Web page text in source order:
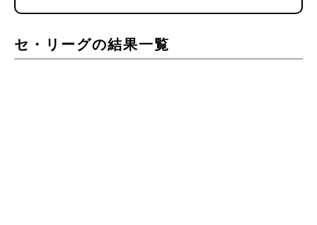
セ・リーグの結果一覧